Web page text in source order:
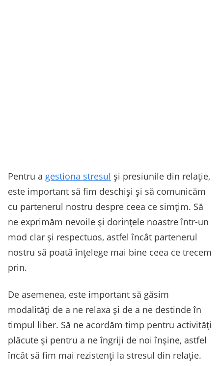
Pentru a gestiona stresul și presiunile din relație,
este important să fim deschiși și să comunicăm
cu partenerul nostru despre ceea ce simțim. Să
ne exprimăm nevoile și dorințele noastre într-un
mod clar și respectuos, astfel încât partenerul
nostru să poată înțelege mai bine ceea ce trecem
prin.
De asemenea, este important să găsim
modalități de a ne relaxa și de a ne destinde în
timpul liber. Să ne acordăm timp pentru activități
plăcute și pentru a ne îngriji de noi înșine, astfel
încât să fim mai rezistenți la stresul din relație.